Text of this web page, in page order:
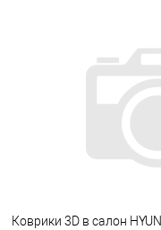
Купить в 1 клик
Коврики 3D в салон